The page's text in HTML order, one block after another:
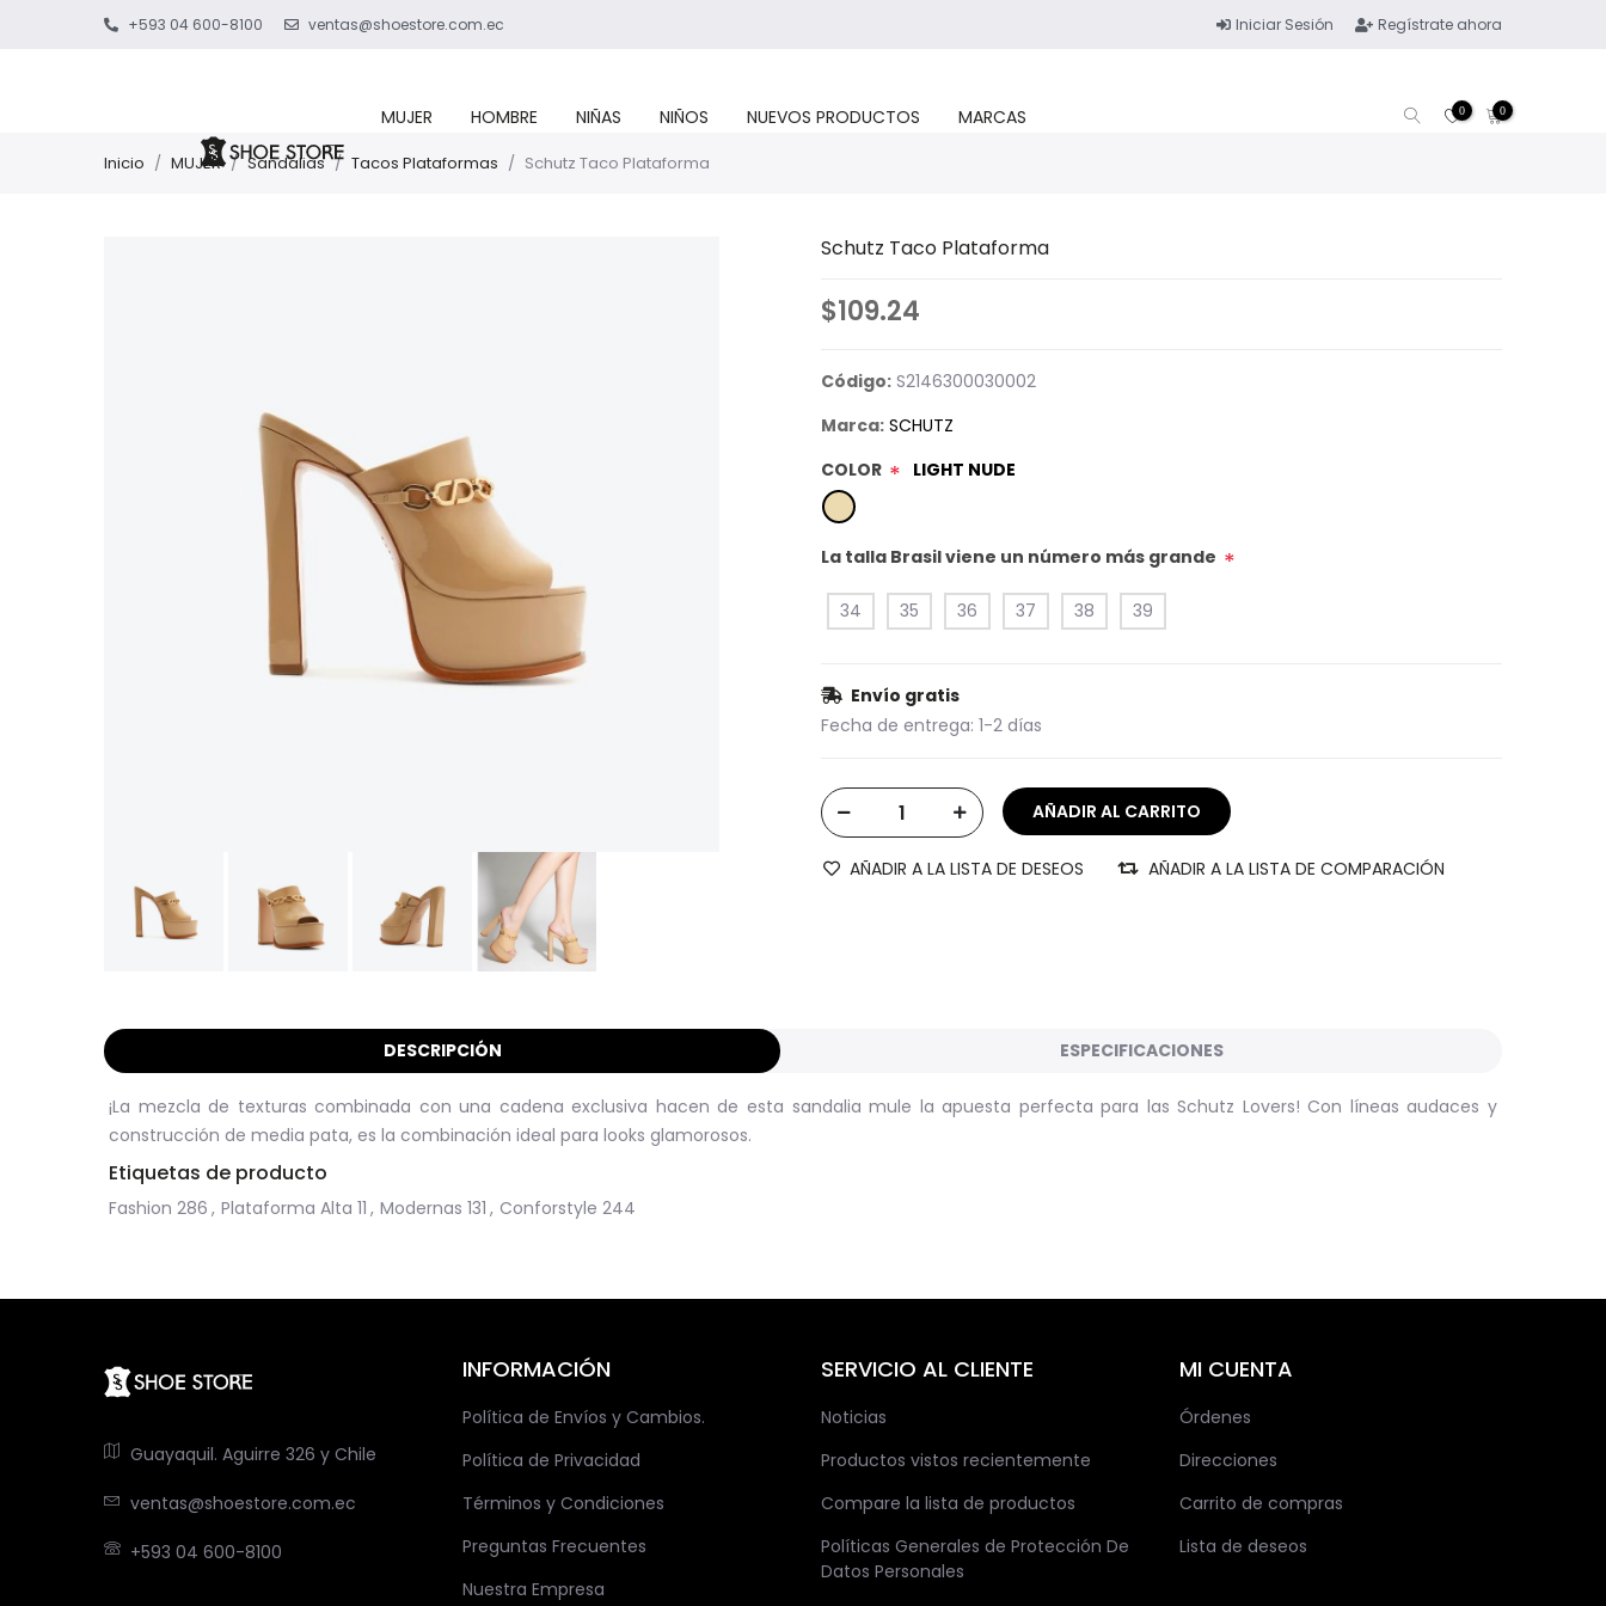
+593 04 600-8100 ventas@shoestore.com.ec Iniciar Sesión Regístrate ahora
MUJER HOMBRE NIÑAS NIÑOS NUEVOS PRODUCTOS MARCAS 0 0
Inicio / MUJER / Sandalias / Tacos Plataformas / Schutz Taco Plataforma
Schutz Taco Plataforma
$109.24
Código: S2146300030002
Marca: SCHUTZ
COLOR * LIGHT NUDE
La talla Brasil viene un número más grande *
34 35 36 37 38 39
Envío gratis
Fecha de entrega: 1-2 días
AÑADIR A LA LISTA DE DESEOS AÑADIR A LA LISTA DE COMPARACIÓN
DESCRIPCIÓN ESPECIFICACIONES
¡La mezcla de texturas combinada con una cadena exclusiva hacen de esta sandalia mule la apuesta perfecta para las Schutz Lovers! Con líneas audaces y
construcción de media pata, es la combinación ideal para looks glamorosos.
Etiquetas de producto
Fashion 286 , Plataforma Alta 11 , Modernas 131 , Conforstyle 244
Guayaquil. Aguirre 326 y Chile
ventas@shoestore.com.ec
+593 04 600-8100
INFORMACIÓN
Política de Envíos y Cambios.
Política de Privacidad
Términos y Condiciones
Preguntas Frecuentes
Nuestra Empresa
SERVICIO AL CLIENTE
Noticias
Productos vistos recientemente
Compare la lista de productos
Políticas Generales de Protección De
Datos Personales
MI CUENTA
Órdenes
Direcciones
Carrito de compras
Lista de deseos